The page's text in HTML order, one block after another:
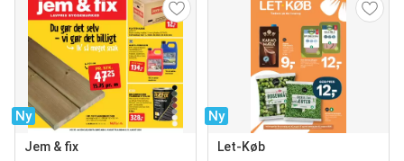
Ny
Jem & fix
Ny
Let-Køb